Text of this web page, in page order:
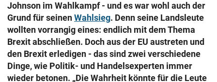
Johnson im Wahlkampf - und es war wohl auch der
Grund für seinenWahlsieg. Denn seine Landsleute
wollten vorrangig eines: endlich mit dem Thema
Brexit abschließen. Doch aus der EU austreten und
den Brexit erledigen - das sind zwei verschiedene
Dinge, wie Politik- und Handelsexperten immer
wieder betonen. „Die Wahrheit könnte für die Leute